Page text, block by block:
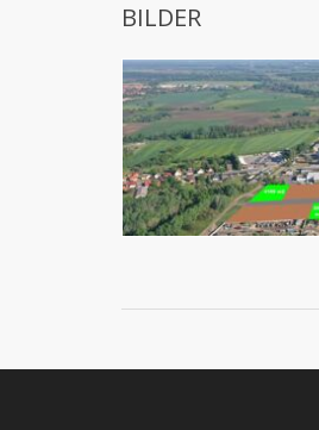
BILDER